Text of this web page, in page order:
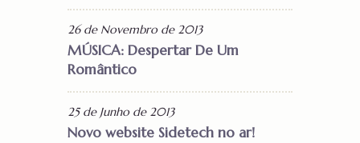
26 de Novembro de 2013
MÚSICA: Despertar De Um
Romântico
25 de Junho de 2013
Novo website Sidetech no ar!